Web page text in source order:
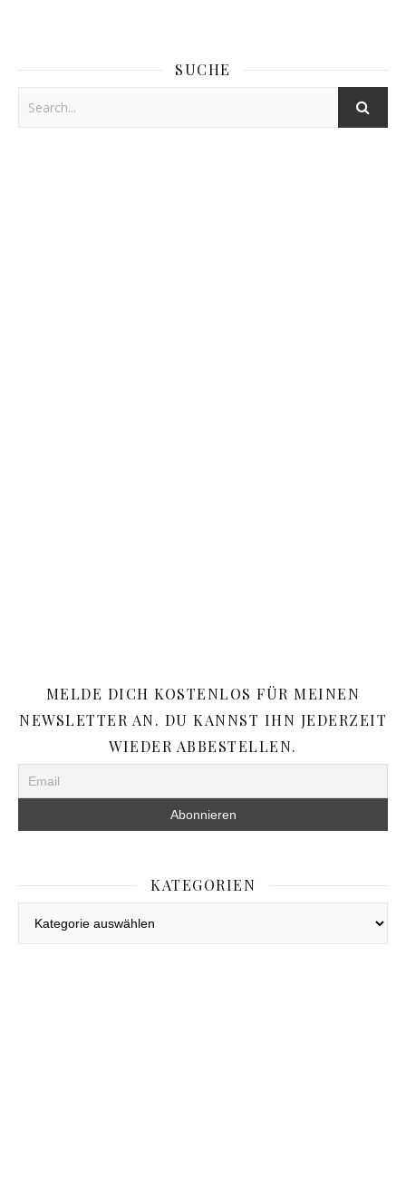
SUCHE
MELDE DICH KOSTENLOS FÜR MEINEN
NEWSLETTER AN. DU KANNST IHN JEDERZEIT
WIEDER ABBESTELLEN.
KATEGORIEN